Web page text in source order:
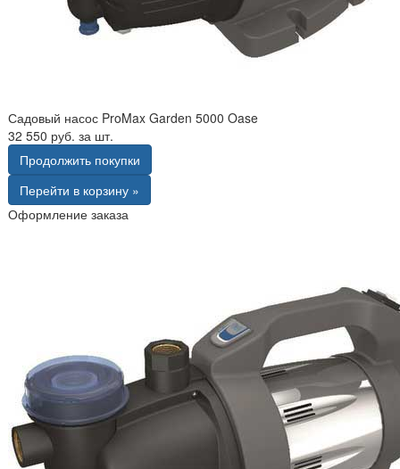
Садовый насос ProMax Garden 5000 Oase
32 550 руб. за шт.
Продолжить покупки
Перейти в корзину »
Оформление заказа